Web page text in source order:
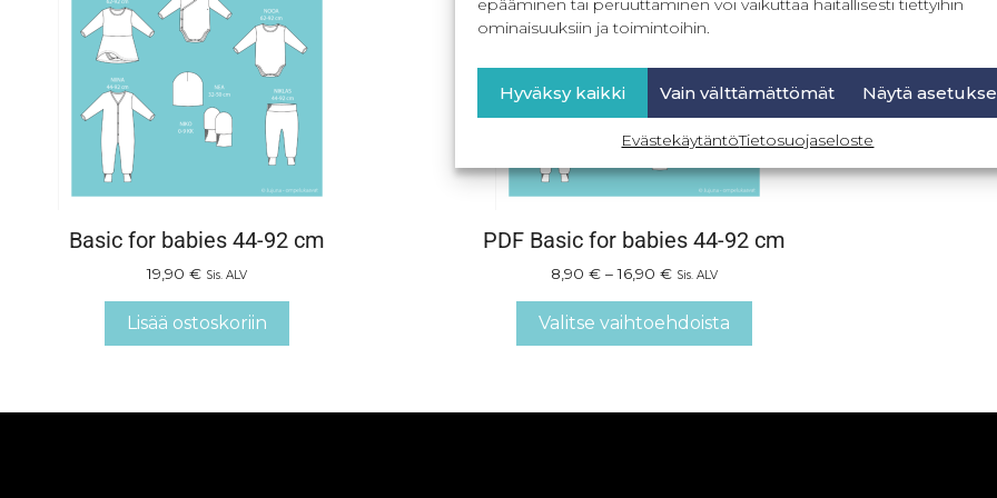
epääminen tai peruuttaminen voi vaikuttaa haitallisesti tiettyihin
ominaisuuksiin ja toimintoihin.
Hyväksy kaikki Vain välttämättömät Näytä
EvästekäytäntöTietosuojaseloste
Basic for babies 44-92 cm
19,90 € Sis. ALV
Lisää ostoskoriin
PDF Basic for babies 44-92 cm
8,90 € – 16,90 € Sis. ALV
Valitse vaihtoehdoista